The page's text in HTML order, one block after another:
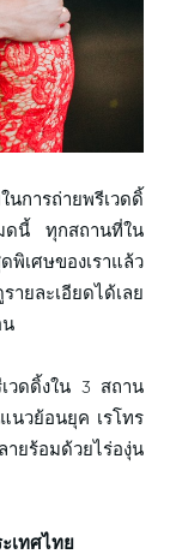
การถ่ายพรีเวดดิ้
ดนี้ ทุกสถานที่ใน
เศษของเราแล้ว
ายละเอียดได้เลย
เวดดิ้งใน 3 สถาน
นวย้อนยุค เรโทร
ยร้อมด้วยไร่องุ่น
เทศไทย